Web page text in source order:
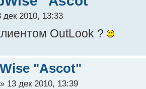
дек 2010, 13:33
OutLook ?
"Ascot"
» 13 дек 2010, 13:39